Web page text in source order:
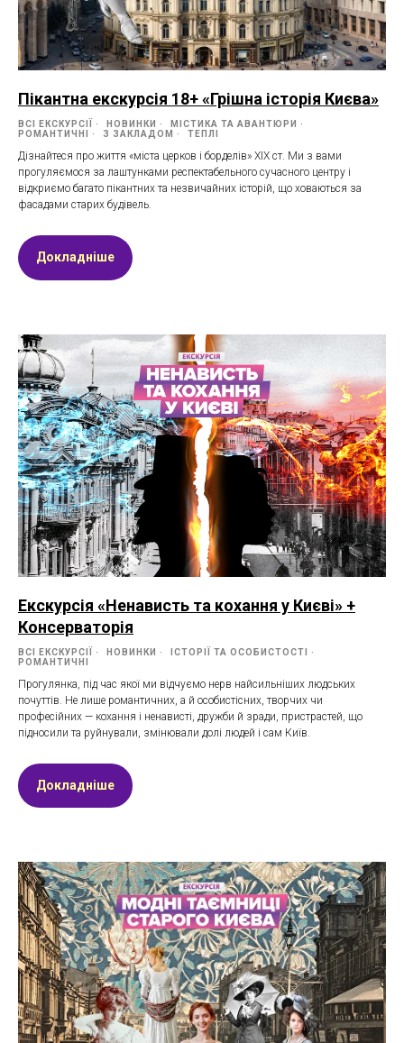
Пікантна екскурсія 18+ «Грішна історія Києва»
ВСІ ЕКСКУРСІЇ НОВИНКИ
МІСТИКА ТА АВАНТЮРИ
РОМАНТИЧНІ
З ЗАКЛАДОМ ТЕПЛІ
Дізнайтеся про життя «міста церков і борделів» XIX ст. Ми з вами
прогуляємося за лаштунками респектабельного сучасного центру і
відкриємо багато пікантних та незвичайних історій, що ховаються за
фасадами старих будівель.
Докладніше
Екскурсія «Ненависть та кохання у Києві» +
Консерваторія
ВСІ ЕКСКУРСІЇ НОВИНКИ
ІСТОРІЇ ТА ОСОБИСТОСТІ
РОМАНТИЧНІ
Прогулянка, під час якої ми відчуємо нерв найсильніших людських
почуттів. Не лише романтичних, а й особистісних, творчих чи
професійних — кохання і ненависті, дружби й зради, пристрастей, що
підносили та руйнували, змінювали долі людей і сам Київ.
Докладніше